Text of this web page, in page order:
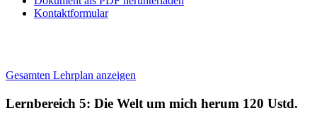
Kontaktformular
Gesamten Lehrplan anzeigen
Lernbereich 5: Die Welt um mich herum 120 Ustd.